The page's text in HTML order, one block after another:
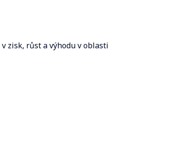
zisk, růst a výhodu v oblasti